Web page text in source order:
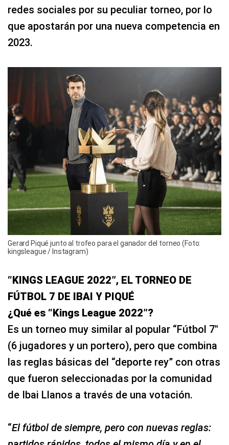
redes sociales por su peculiar torneo, por lo
que apostarán por una nueva competencia en
2023.
Gerard Piqué junto al trofeo para el ganador del torneo (Foto:
kingsleague / Instagram)
“KINGS LEAGUE 2022”, EL TORNEO DE
FÚTBOL 7 DE IBAI Y PIQUÉ
¿Qué es “Kings League 2022”?
Es un torneo muy similar al popular “Fútbol 7″
(6 jugadores y un portero), pero que combina
las reglas básicas del “deporte rey” con otras
que fueron seleccionadas por la comunidad
de Ibai Llanos a través de una votación.
“El fútbol de siempre, pero con nuevas reglas: